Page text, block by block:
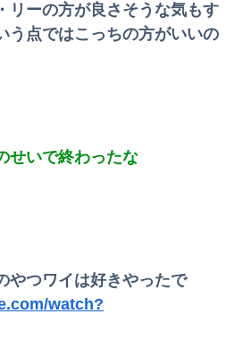
RSS
リーの方が良さそうな気もす
う点ではこっちの方がいいの
せいで終わったな
やつワイは好きやったで
watch?